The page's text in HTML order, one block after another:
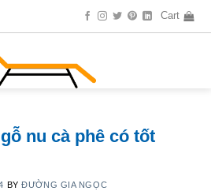
Cart
nu cà phê có tốt
BYĐƯỜNG GIA NGỌC